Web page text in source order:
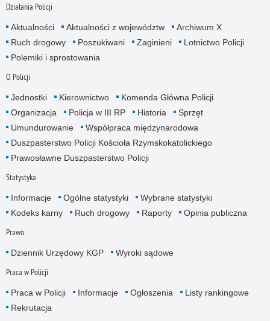
Działania Policji
Aktualności Aktualności z województw
Archiwum X
Ruch drogowy
Poszukiwani Zaginieni
Lotnictwo Policji
Polemiki i sprostowania
O Policji
Jednostki Kierownictwo
Komenda Główna Policji
Organizacja
Policja w III RP Historia
Sprzęt
Umundurowanie
Współpraca międzynarodowa
Duszpasterstwo Policji Kościoła Rzymskokatolickiego
Prawosławne Duszpasterstwo Policji
Statystyka
Informacje Ogólne statystyki
Wybrane statystyki
Kodeks karny
Ruch drogowy Raporty Opinia publiczna
Prawo
Dziennik Urzędowy KGP Wyroki sądowe
Praca w Policji
Praca w Policji Informacje Ogłoszenia
Listy rankingowe
Rekrutacja